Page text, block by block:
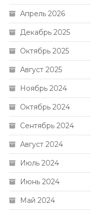
Апрель 2026
Декабрь 2025
Октябрь 2025
Август 2025
Ноябрь 2024
Октябрь 2024
Сентябрь 2024
Август 2024
Июль 2024
Июнь 2024
Май 2024